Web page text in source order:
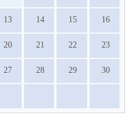
13 14 15 16
20 21 22 23
27 28 29 30